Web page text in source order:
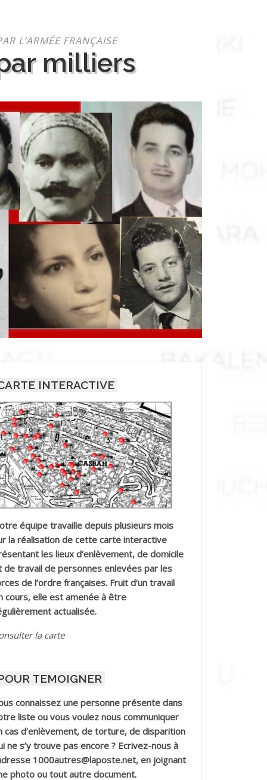
L’ARMÉE FRANÇAISE
milliers
INTERACTIVE
équipe travaille depuis plusieurs mois
la réalisation de cette carte interactive
les lieux d’enlèvement, de domicile
de travail de personnes enlevées par les
de l’ordre françaises. Fruit d’un travail
cours, elle est amenée à être
actualisée.
la carte
TEMOIGNER
connaissez une personne présente dans
liste ou vous voulez nous communiquer
cas d’enlèvement, de torture, de disparition
ne s’y trouve pas encore ? Ecrivez-nous à
1000autres@laposte.net, en joignant
photo ou tout autre document.